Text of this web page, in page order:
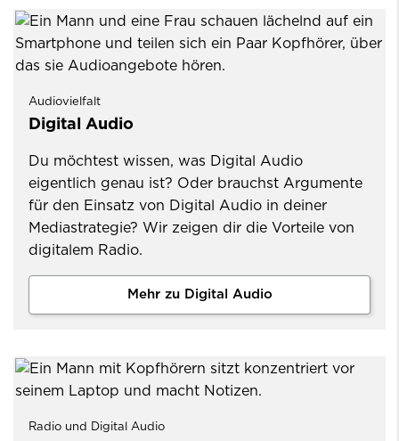
Audiovielfalt
Digital Audio
Du möchtest wissen, was Digital Audio
eigentlich genau ist? Oder brauchst Argumente
für den Einsatz von Digital Audio in deiner
Mediastrategie? Wir zeigen dir die Vorteile von
digitalem Radio.
Mehr zu Digital Audio
Radio und Digital Audio